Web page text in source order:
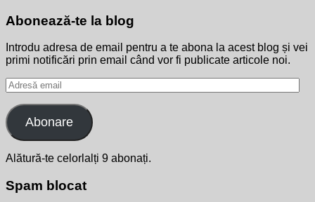
Abonează-te la blog
Introdu adresa de email pentru a te abona la acest blog și vei
primi notificări prin email când vor fi publicate articole noi.
Adresă
email
Abonare
Alătură-te celorlalți 9 abonați.
Spam blocat